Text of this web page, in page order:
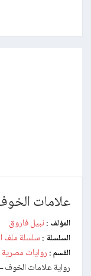
علامات
المؤلف : نبيل فاروق
السلسلة : سلسلة ملف
القسم : روايات